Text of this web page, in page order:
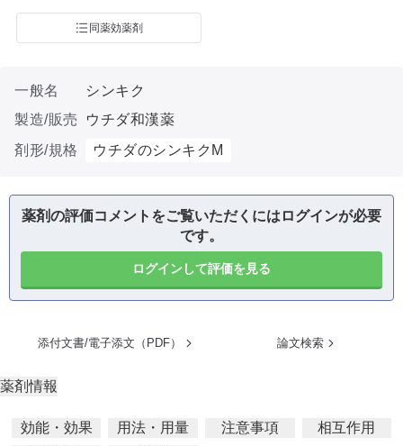
同薬効薬剤
一般名
シンキク
製造/販売
ウチダ和漢薬
剤形/規格
ウチダのシンキクM
薬剤の評価コメントをご覧いただくにはログインが必要
です。
ログインして評価を見る
添付文書/電子添文（PDF） 論文検索
薬剤情報
効能・効果 用法・用量 注意事項
相互作用